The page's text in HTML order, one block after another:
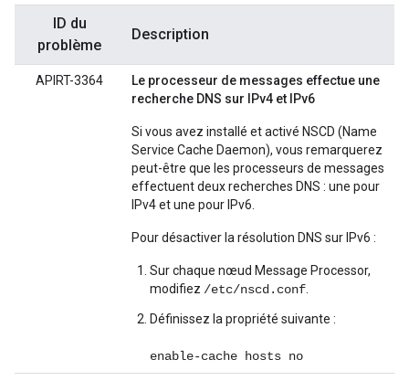
ID du
problème
Description
APIRT-3364
Le processeur de messages effectue une
recherche DNS sur IPv4 et IPv6
Si vous avez installé et activé NSCD (Name
Service Cache Daemon), vous remarquerez
peut-être que les processeurs de messages
effectuent deux recherches DNS : une pour
IPv4 et une pour IPv6.
Pour désactiver la résolution DNS sur IPv6 :
Sur chaque nœud Message Processor,
modifiez /etc/nscd.conf
Définissez la propriété suivante :
enable-cache hosts no